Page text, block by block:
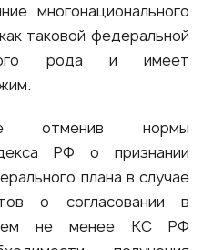
многонационального
таковой федеральной
рода и имеет
отменив нормы
РФ о признании
плана в случае
о согласовании в
тем не менее КС РФ